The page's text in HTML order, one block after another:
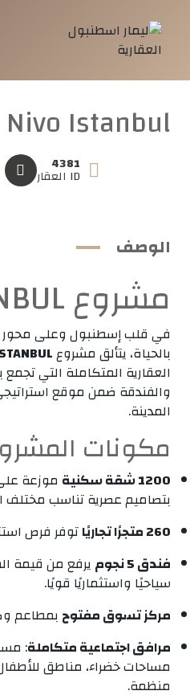
Istanbul
4381
ID العقار
الوصف
مشروع NIVO ISTANBUL
في قلب إسطنبول وعلى محور
بالحياة، يتألق مشروع
العقارية المتكاملة التي تجمع
والفندقة ضمن موقع
المدينة.
مكونات
1200 شقة سكنية موزعة
بتصاميم عصرية تناسب مختلف
260 متجرًا تجاريًا
توفر فرص
فندق 5 نجوم
يرفع من قيمة
سياحيًا واستثماريًا قويًا.
مركز تسوق مفتوح بمطاعم
مرافق اجتماعية متكاملة:
مساحات خضراء، مناطق
منظمة.